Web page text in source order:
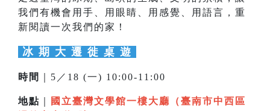
我們有機會用手、用眼睛、用感覺、用語言，重
新閱讀一次我們的家！
冰 期 大 遷 徙 桌 遊
時間 ｜5／18 (一) 10:00-11:00
地點
國立臺灣文學館一樓大廳（臺南市中西區